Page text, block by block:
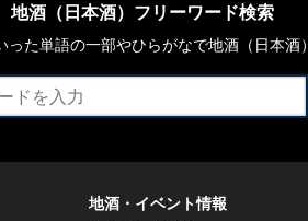
地酒（日本酒）フリーワード検索
った単語の一部やひらがなで地酒（日本酒
地酒・イベント情報